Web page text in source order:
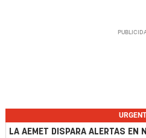
LA AEMET DISPARA ALERTAS EN